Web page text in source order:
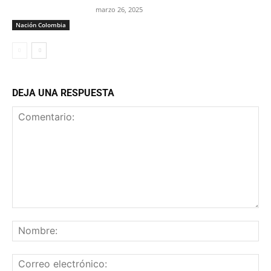
Nación Colombia
marzo 26, 2025
DEJA UNA RESPUESTA